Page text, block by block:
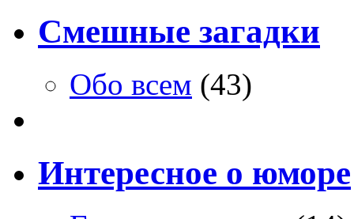
Смешные загадки
Обо всем (43)
Интересное о юморе